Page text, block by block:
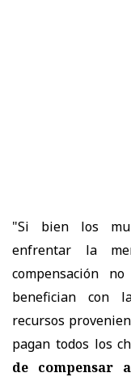
"Si bien los
enfrentar la
compensación
benefician con
recursos
pagan todos los
de compensar